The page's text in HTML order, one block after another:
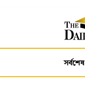
সর্বশেষ